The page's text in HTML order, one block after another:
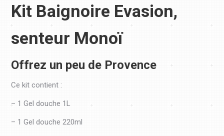
Kit Baignoire Evasion,
senteur Monoï
Offrez un peu de Provence
Ce kit contient :
– 1 Gel douche 1L
– 1 Gel douche 220ml